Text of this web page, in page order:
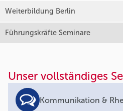
Weiterbildung Berlin
Führungskräfte Seminare
Unser vollständiges
Kommunikation &